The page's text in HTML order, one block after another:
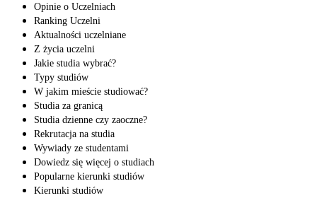
Opinie o Uczelniach
Ranking Uczelni
Aktualności uczelniane
Z życia uczelni
Jakie studia wybrać?
Typy studiów
W jakim mieście studiować?
Studia za granicą
Studia dzienne czy zaoczne?
Rekrutacja na studia
Wywiady ze studentami
Dowiedz się więcej o studiach
Popularne kierunki studiów
Kierunki studiów